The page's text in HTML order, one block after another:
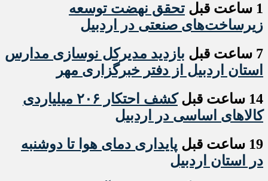
1 ساعت قبل
تحقق نهضت توسعه
زیرساخت‌های صنعتی در اردبیل
7 ساعت قبل
بازدید مدیرکل نوسازی مدارس
استان اردبیل از دفتر خبرگزاری مهر
14 ساعت قبل
کشف احتکار ۲۰۶ میلیاردی
کالاهای اساسی در اردبیل
19 ساعت قبل
پایداری دمای هوا تا دوشنبه
در استان اردبیل